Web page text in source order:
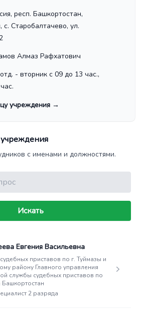
респ. Башкортостан,
Старобалтачево, ул.
Алмаз Рафхатович
- вторник с 09 до 13 час.,
учреждения →
с именами и должностями.
Искать
Евгения Васильевна
приставов по г. Туймазы и
району Главного управления
службы судебных приставов по
Башкортостан
2 разряда